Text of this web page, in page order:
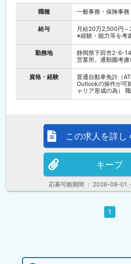
職種 一般事務・保険事務
給与
月給20万2,500円
※経験・能力等を考
勤務地
静岡県下田市2-6-
営業所。通勤圏考慮
資格・経験
普通自動車免許（
Outlookの操作が
ャリア形成の為）
応募可能期間 ： 2026-08-01
この求人を詳し
キープ
1